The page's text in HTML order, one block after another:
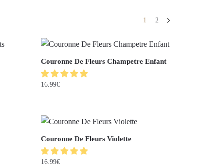
1 2
Couronne De Fleurs Champetre Enfant
16.99€
Couronne De Fleurs Violette
16.99€